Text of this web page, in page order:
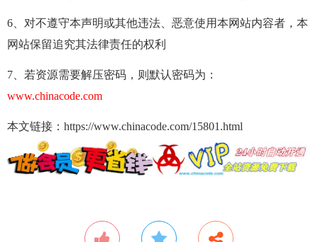
6、对不遵守本声明或其他违法、恶意使用本网站内容者，本
网站保留追究其法律责任的权利
7、若资源需要解压密码，则默认密码为：
www.chinacode.com
本文链接：https://www.chinacode.com/15801.html